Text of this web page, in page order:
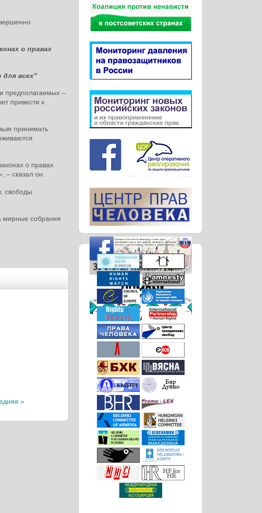
о правах
всех"
предполагаемых –
привести к
принимать
о правах
– сказал он.
свободы
мирные собрания
»